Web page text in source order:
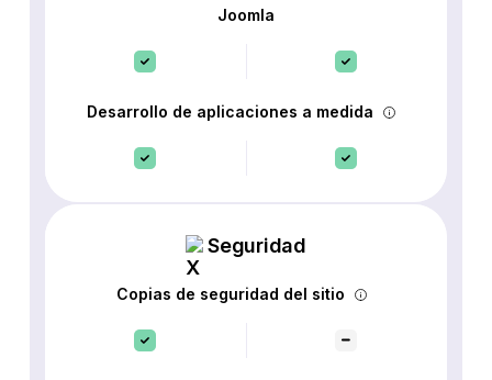
Joomla
Desarrollo de aplicaciones a medida
Seguridad
Copias de seguridad del sitio